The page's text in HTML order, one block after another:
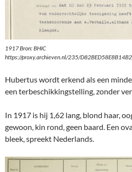
1917 Bron: BHIC
https://proxy.archieven.nl/235/
Hubertus wordt erkend als een
een terbeschikkingstelling, zonder
In 1917 is hij 1,62 lang, blond haar,
gewoon, kin rond, geen baard. Een
bleek, spreekt Nederlands.